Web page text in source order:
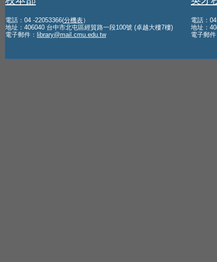
電話：04 -22053366(分機表）
地址：406040 台中市北屯區經貿路一段100號 (卓越大樓7樓)
電子郵件： library@mail.cmu.edu.tw
電話：
地址：
電子郵